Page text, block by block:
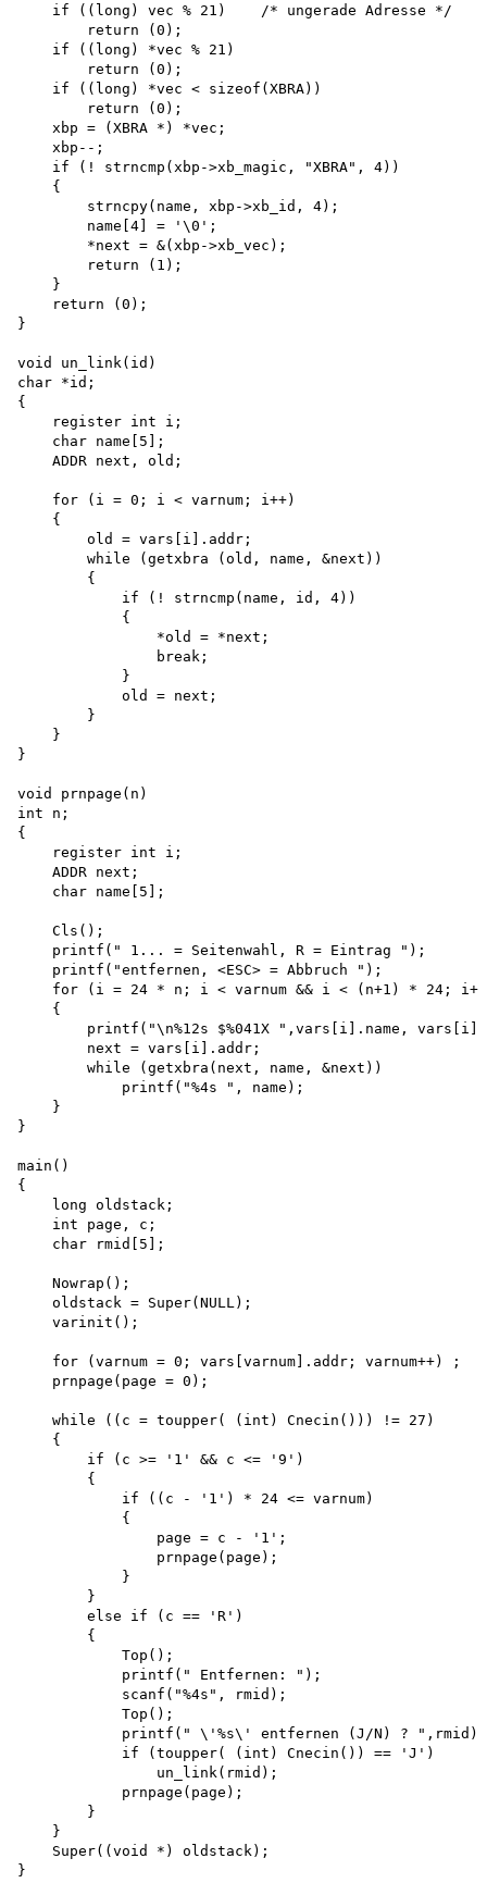
    if ((long) vec % 21)    /* ungerade Adresse */
        return (0);
    if ((long) *vec % 21)
        return (0);
    if ((long) *vec < sizeof(XBRA))
        return (0);
    xbp = (XBRA *) *vec;
    xbp--;
    if (! strncmp(xbp->xb_magic, "XBRA", 4))
    {
        strncpy(name, xbp->xb_id, 4);
        name[4] = '\0';
        *next = &(xbp->xb_vec);
        return (1);
    }
    return (0);
}
void un_link(id)
char *id;
{
    register int i;
    char name[5];
    ADDR next, old;
    for (i = 0; i < varnum; i++)
    {
        old = vars[i].addr;
        while (getxbra (old, name, &next))
        {
            if (! strncmp(name, id, 4))
            {
                *old = *next;
                break;
            }
            old = next;
        }
    }
}
void prnpage(n)
int n;
{
    register int i;
    ADDR next;
    char name[5];
    Cls();
    printf(" 1... = Seitenwahl, R = Eintrag ");
    printf("entfernen, <ESC> = Abbruch ");
for (i = 24 * n; i < varnum && i < (n+1) * 24;
    {
printf("\n%12s $%041X ",vars[i].name,
        next = vars[i].addr;
        while (getxbra(next, name, &next))
            printf("%4s ", name);
    }
}
main()
{
    long oldstack;
    int page, c;
    char rmid[5];
    Nowrap();
    oldstack = Super(NULL);
    varinit();
    for (varnum = 0; vars[varnum].addr; varnum++) ;
    prnpage(page = 0);
    while ((c = toupper( (int) Cnecin())) != 27)
    {
        if (c >= '1' && c <= '9')
        {
            if ((c - '1') * 24 <= varnum)
            {
                page = c - '1';
                prnpage(page);
            }
        }
        else if (c == 'R')
        {
            Top();
            printf(" Entfernen: ");
            scanf("%4s", rmid);
            Top();
            printf(" \'%s\' entfernen (J/N) ? ",rmid);
            if (toupper( (int) Cnecin()) == 'J')
                un_link(rmid);
            prnpage(page);
        }
    }
    Super((void *) oldstack);